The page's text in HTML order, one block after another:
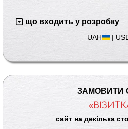
що входить у розробку
UAH |
ЗАМОВИТИ
сайт на декілька